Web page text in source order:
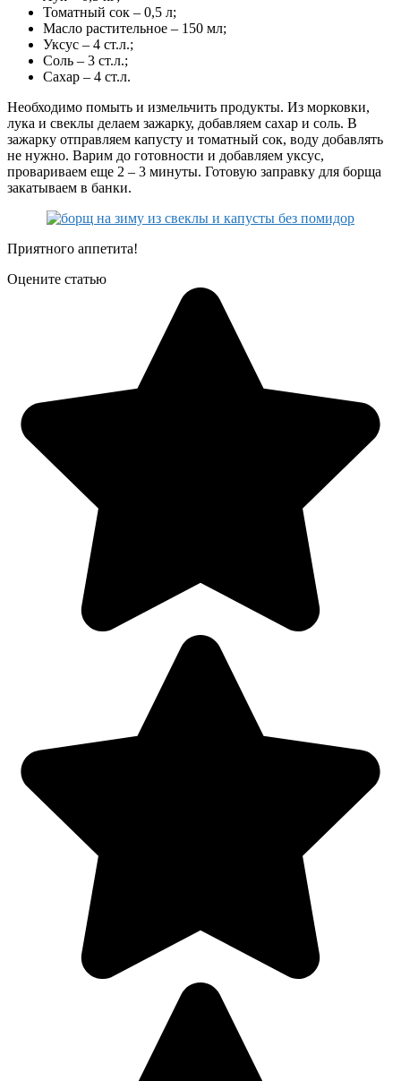
Томатный сок – 0,5 л;
Масло растительное – 150 мл;
Уксус – 4 ст.л.;
Соль – 3 ст.л.;
Сахар – 4 ст.л.
Необходимо помыть и измельчить продукты. Из морковки,
лука и свеклы делаем зажарку, добавляем сахар и соль. В
зажарку отправляем капусту и томатный сок, воду добавлять
не нужно. Варим до готовности и добавляем уксус,
провариваем еще 2 – 3 минуты. Готовую заправку для борща
закатываем в банки.
Приятного аппетита!
Оцените статью